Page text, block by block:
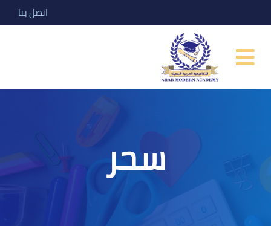
اتصل بنا
سحر